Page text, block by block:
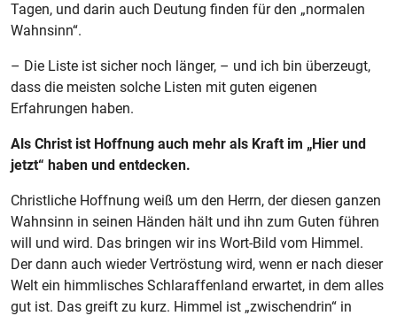
Tagen, und darin auch Deutung finden für den „normalen
Wahnsinn“.
– Die Liste ist sicher noch länger, – und ich bin überzeugt,
dass die meisten solche Listen mit guten eigenen
Erfahrungen haben.
Als Christ ist Hoffnung auch mehr als Kraft im „Hier und
jetzt“ haben und entdecken.
Christliche Hoffnung weiß um den Herrn, der diesen ganzen
Wahnsinn in seinen Händen hält und ihn zum Guten führen
will und wird. Das bringen wir ins Wort-Bild vom Himmel.
Der dann auch wieder Vertröstung wird, wenn er nach dieser
Welt ein himmlisches Schlaraffenland erwartet, in dem alles
gut ist. Das greift zu kurz. Himmel ist „zwischendrin“ in